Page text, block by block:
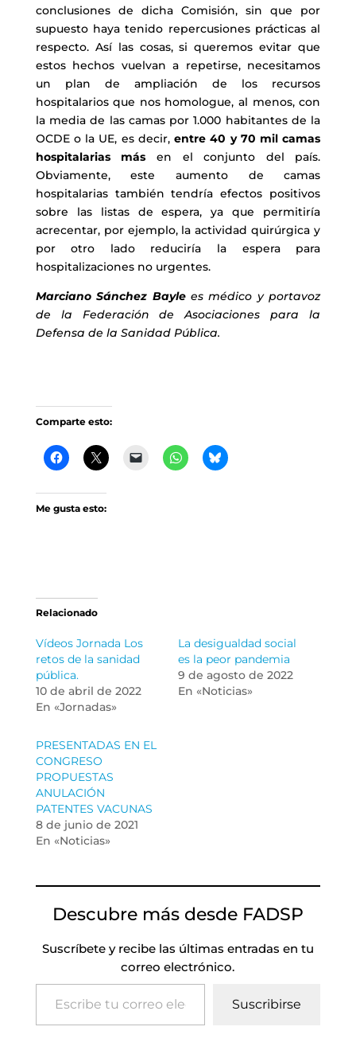
conclusiones de dicha Comisión, sin que por
supuesto haya tenido repercusiones prácticas al
respecto. Así las cosas, si queremos evitar que
estos hechos vuelvan a repetirse, necesitamos
un plan de ampliación de los recursos
hospitalarios que nos homologue, al menos, con
la media de las camas por 1.000 habitantes de la
OCDE o la UE, es decir,entre 40 y 70 mil camas
hospitalarias más en el conjunto del país.
Obviamente, este aumento de camas
hospitalarias también tendría efectos positivos
sobre las listas de espera, ya que permitiría
acrecentar, por ejemplo, la actividad quirúrgica y
por otro lado reduciría la espera para
hospitalizaciones no urgentes.
Marciano Sánchez Bayle es médico y portavoz
de la Federación de Asociaciones para la
Defensa de la Sanidad Pública.
Comparte esto:
Me gusta esto:
Relacionado
Vídeos Jornada Los
retos de la sanidad
pública.
10 de abril de 2022
En «Jornadas»
La desigualdad social
es la peor pandemia
9 de agosto de 2022
En «Noticias»
PRESENTADAS EN EL
CONGRESO
PROPUESTAS
ANULACIÓN
PATENTES VACUNAS
8 de junio de 2021
En «Noticias»
Descubre más desde FADSP
Suscríbete y recibe las últimas entradas en tu
correo electrónico.
Escribe tu correo electrónico…
Suscribirse